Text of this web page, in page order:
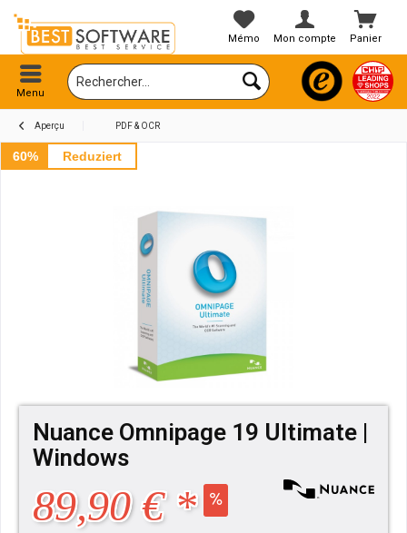
Panier
Mémo Mon compte
Menu
Aperçu PDF & OCR
60% Reduziert
Nuance Omnipage 19 Ultimate |
Windows
89,90 € *